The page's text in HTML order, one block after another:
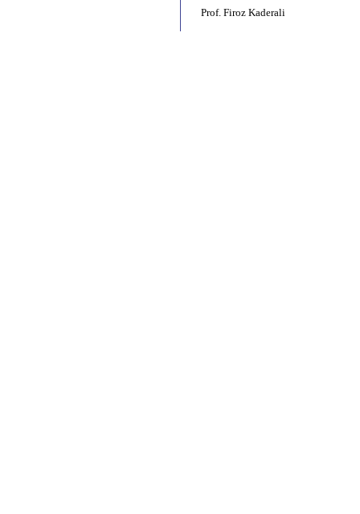
Prof. Firoz Kaderali